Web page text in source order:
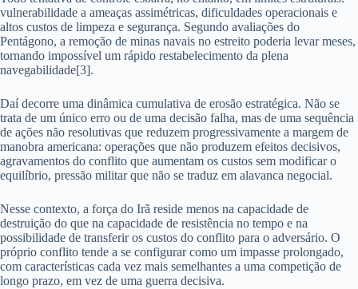
vulnerabilidade a ameaças assimétricas, dificuldades operacionais e
altos custos de limpeza e segurança. Segundo avaliações do
Pentágono, a remoção de minas navais no estreito poderia levar meses,
tornando impossível um rápido restabelecimento da plena
navegabilidade[3].
Daí decorre uma dinâmica cumulativa de erosão estratégica. Não se
trata de um único erro ou de uma decisão falha, mas de uma sequência
de ações não resolutivas que reduzem progressivamente a margem de
manobra americana: operações que não produzem efeitos decisivos,
agravamentos do conflito que aumentam os custos sem modificar o
equilíbrio, pressão militar que não se traduz em alavanca negocial.
Nesse contexto, a força do Irã reside menos na capacidade de
destruição do que na capacidade de resistência no tempo e na
possibilidade de transferir os custos do conflito para o adversário. O
próprio conflito tende a se configurar como um impasse prolongado,
com características cada vez mais semelhantes a uma competição de
longo prazo, em vez de uma guerra decisiva.